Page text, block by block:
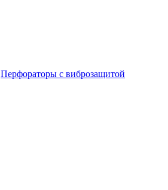
Перфораторы с виброзащитой